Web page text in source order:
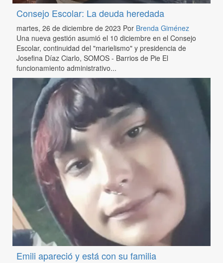
Consejo Escolar: La deuda heredada
martes, 26 de diciembre de 2023 Por Brenda Giménez
Una nueva gestión asumió el 10 diciembre en el Consejo
Escolar, continuidad del "marielismo" y presidencia de
Josefina Díaz Ciarlo, SOMOS - Barrios de Pie El
funcionamiento administrativo...
Emili apareció y está con su familia